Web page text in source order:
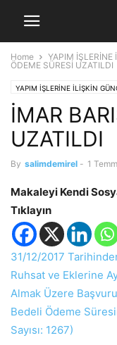
Home YAPIM İŞLERİNE
ÖDEME SÜRESİ UZATILDI
YAPIM İŞLERİNE İLİŞKİN
İMAR
UZATILDI
By salimdemirel - 1
Makaleyi Kendi
Tıklayın
31/12/2017
Ruhsat ve Eklerine
Almak Üzere
Bedeli Ödeme
Sayısı: 1267)